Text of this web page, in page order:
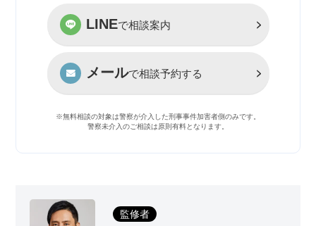
LINEで相談案内
メールで相談予約する
※無料相談の対象は警察が介入した刑事事件加害者側のみです。
警察未介入のご相談は原則有料となります。
監修者